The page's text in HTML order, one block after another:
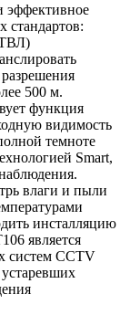
эффективное
стандартов:
500 м.
функция
видимость
темноте
Smart,
влаги и пыли
инсталляцию
является
систем CCTV